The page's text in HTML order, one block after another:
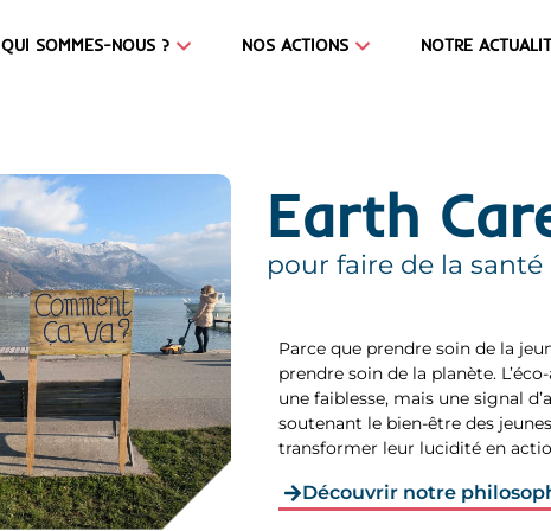
QUI SOMMES-NOUS ? NOS ACTIONS NOTRE
Earth
pour faire de la
Parce que prendre soin de la
prendre soin de la planète.
une faiblesse, mais une signal
soutenant le bien-être des
transformer leur lucidité en
Découvrir notre